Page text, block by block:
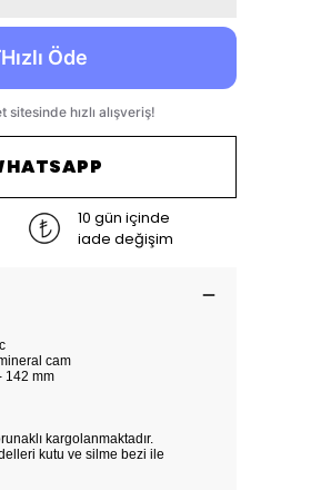
10 gün içinde
iade değişim
cam
142 mm
kargolanmaktadır.
kutu ve silme bezi ile